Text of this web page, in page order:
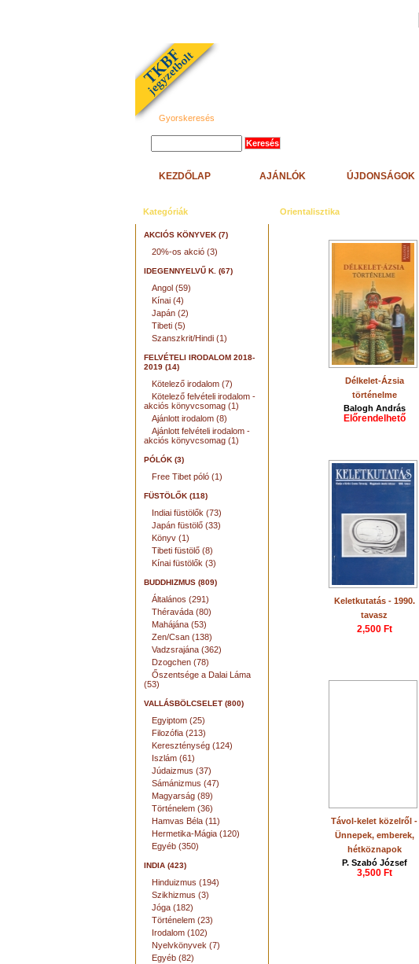
Gyorskeresés
KEZDŐLAP AJÁNLÓK ÚJDONSÁGOK
Kategóriák
AKCIÓS KÖNYVEK (7)
20%-os akció (3)
IDEGENNYELVŰ K. (67)
Angol (59)
Kínai (4)
Japán (2)
Tibeti (5)
Szanszkrit/Hindi (1)
FELVÉTELI IRODALOM 2018-
2019 (14)
Kötelező irodalom (7)
Kötelező felvételi irodalom -
akciós könyvcsomag (1)
Ajánlott irodalom (8)
Ajánlott felvételi irodalom -
akciós könyvcsomag (1)
PÓLÓK (3)
Free Tibet póló (1)
FÜSTÖLŐK (118)
Indiai füstölők (73)
Japán füstölő (33)
Könyv (1)
Tibeti füstölő (8)
Kínai füstölők (3)
BUDDHIZMUS (809)
Általános (291)
Théraváda (80)
Mahájána (53)
Zen/Csan (138)
Vadzsrajána (362)
Dzogchen (78)
Őszentsége a Dalai Láma
(53)
VALLÁSBÖLCSELET (800)
Egyiptom (25)
Filozófia (213)
Kereszténység (124)
Iszlám (61)
Júdaizmus (37)
Sámánizmus (47)
Magyarság (89)
Történelem (36)
Hamvas Béla (11)
Hermetika-Mágia (120)
Egyéb (350)
INDIA (423)
Hinduizmus (194)
Szikhizmus (3)
Jóga (182)
Történelem (23)
Irodalom (102)
Nyelvkönyvek (7)
Egyéb (82)
Orientalisztika
Délkelet-Ázsia
történelme
Balogh András
Előrendelhető
Keletkutatás - 1990.
tavasz
2,500 Ft
Távol-kelet közelről -
Ünnepek, emberek,
hétköznapok
P. Szabó József
3,500 Ft